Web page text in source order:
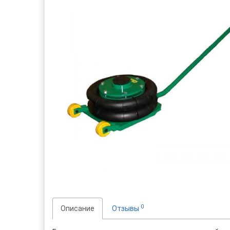
Описание Отзывы 0